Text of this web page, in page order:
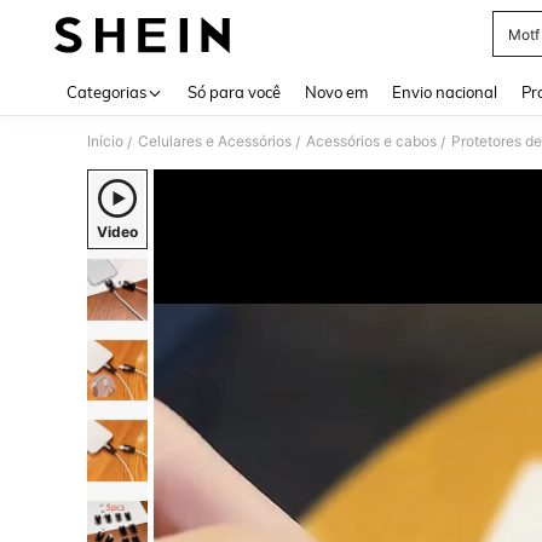
Motf
Categorias Só para você Novo em Envio nacional
Início / Celulares e Acessórios / Acessórios e cabos / Protetores
Video